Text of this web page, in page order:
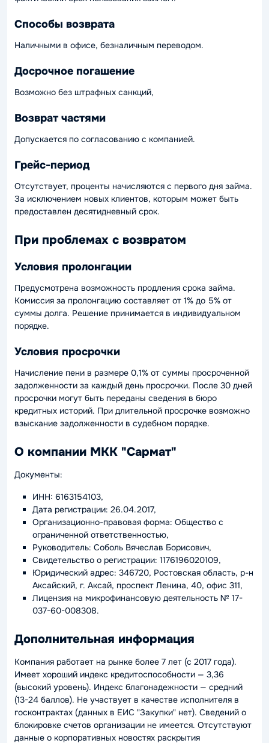
Способы возврата
Наличными в офисе, безналичным переводом.
Досрочное погашение
Возможно без штрафных санкций,
Возврат частями
Допускается по согласованию с компанией.
Грейс-период
Отсутствует, проценты начисляются с первого дня займа.
За исключением новых клиентов, которым может быть
предоставлен десятидневный срок.
При проблемах с возвратом
Условия пролонгации
Предусмотрена возможность продления срока займа.
Комиссия за пролонгацию составляет от 1% до 5% от
суммы долга. Решение принимается в индивидуальном
порядке.
Условия просрочки
Начисление пени в размере 0,1% от суммы просроченной
задолженности за каждый день просрочки. После 30 дней
просрочки могут быть переданы сведения в бюро
кредитных историй. При длительной просрочке возможно
взыскание задолженности в судебном порядке.
О компании МКК "Сармат"
Документы:
ИНН: 6163154103,
Дата регистрации: 26.04.2017,
Организационно-правовая форма: Общество с
ограниченной ответственностью,
Руководитель: Соболь Вячеслав Борисович,
Свидетельство о регистрации: 1176196020109,
Юридический адрес: 346720, Ростовская область, р-н
Аксайский, г. Аксай, проспект Ленина, 40, офис 311,
Лицензия на микрофинансовую деятельность № 17-
037-60-008308.
Дополнительная информация
Компания работает на рынке более 7 лет (с 2017 года).
Имеет хороший индекс кредитоспособности — 3,36
(высокий уровень). Индекс благонадежности — средний
(13-24 баллов). Не участвует в качестве исполнителя в
госконтрактах (данных в ЕИС "Закупки" нет). Сведений о
блокировке счетов организации не имеется. Отсутствуют
данные о корпоративных новостях раскрытия